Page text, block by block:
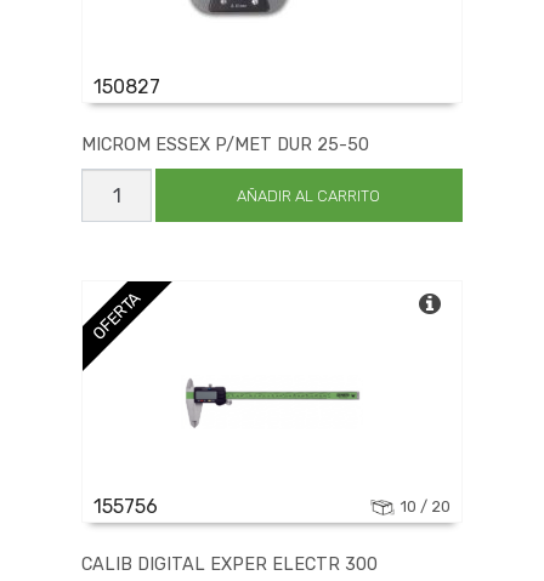
150827
MICROM ESSEX P/MET DUR 25-50
MICROM
ESSEX
P/MET
cantidad
AÑADIR AL CARRITO
OFERTA
155756 10 / 20
CALIB DIGITAL EXPER ELECTR 300